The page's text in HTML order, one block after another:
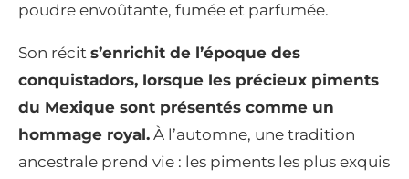
poudre envoûtante, fumée et parfumée.
Son récit s’enrichit de l’époque des
conquistadors, lorsque les précieux piments
du Mexique sont présentés comme un
hommage royal. À l’automne, une tradition
ancestrale prend vie : les piments les plus exquis